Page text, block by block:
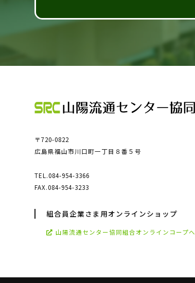
〒720-0822
広島県福山市川口町一丁目８番５号
TEL.084-954-3366
FAX.084-954-3233
組合員企業さま用オンラインショップ
山陽流通センター協同組合オンラインコープへ